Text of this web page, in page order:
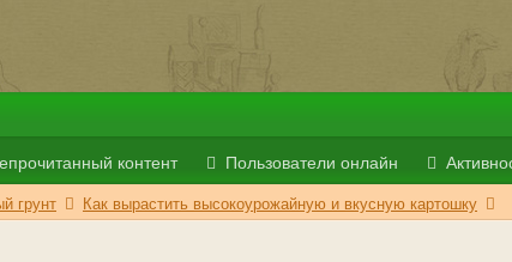
контент Пользователи онлайн
грунт Как вырастить высокоурожайную и вкусную картошку